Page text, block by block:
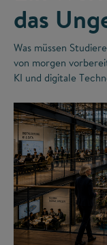
das
Was müssen
von morgen
KI und digitale